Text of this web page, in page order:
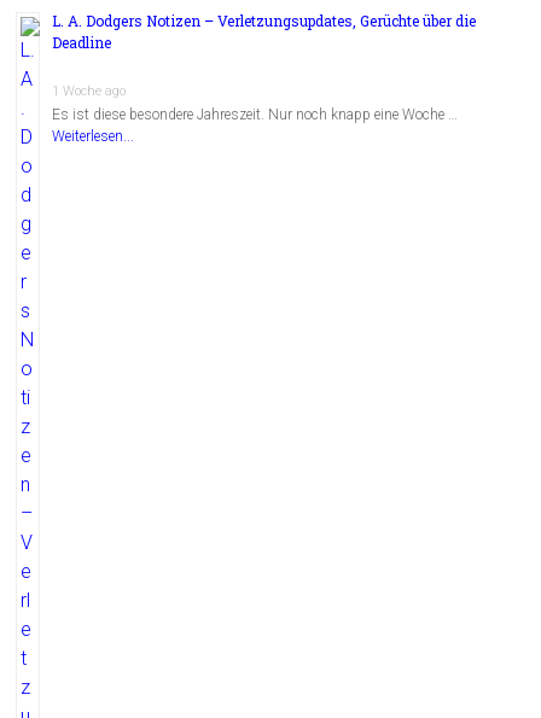
L. A. Dodgers Notizen – Verletzungsupdates, Gerüchte über die
Deadline
1 Woche ago
Es ist diese besondere Jahreszeit. Nur noch knapp eine Woche …
Weiterlesen...